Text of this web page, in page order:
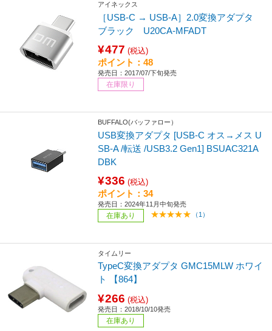
アイネックス
［USB-C → USB-A］2.0変換アダプタ
ブラック U20CA-MFADT
¥477 (税込)
ポイント：48
発売日：2017/07/下旬発売
在庫限り
BUFFALO(バッファロー）
USB変換アダプタ [USB-C オス→メス U
SB-A /転送 /USB3.2 Gen1] BSUAC321A
DBK
¥336 (税込)
ポイント：34
発売日：2024年11月中旬発売
在庫あり （1）
タイムリー
TypeC変換アダプタ GMC15MLW ホワイ
ト 【864】
¥266 (税込)
発売日：2018/10/10発売
在庫あり